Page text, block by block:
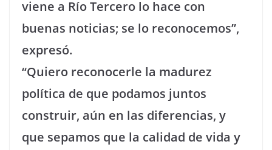
viene a Río Tercero lo hace con
buenas noticias; se lo reconocemos”,
expresó.
“Quiero reconocerle la madurez
política de que podamos juntos
construir, aún en las diferencias, y
que sepamos que la calidad de vida y